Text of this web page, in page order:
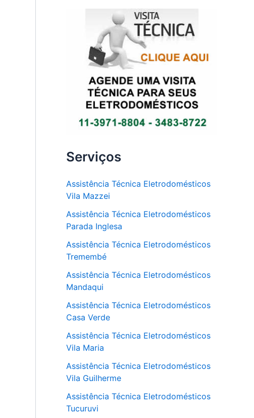
Serviços
Assistência Técnica Eletrodomésticos
Vila Mazzei
Assistência Técnica Eletrodomésticos
Parada Inglesa
Assistência Técnica Eletrodomésticos
Tremembé
Assistência Técnica Eletrodomésticos
Mandaqui
Assistência Técnica Eletrodomésticos
Casa Verde
Assistência Técnica Eletrodomésticos
Vila Maria
Assistência Técnica Eletrodomésticos
Vila Guilherme
Assistência Técnica Eletrodomésticos
Tucuruvi